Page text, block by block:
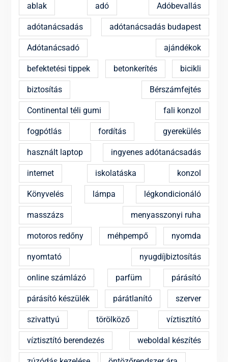
ablak adó Adóbevallás
adótanácsadás adótanácsadás budapest
Adótanácsadó ajándékok
befektetési tippek betonkerítés bicikli
biztosítás Bérszámfejtés
Continental téli gumi fali konzol
fogpótlás fordítás gyerekülés
használt laptop ingyenes adótanácsadás
internet iskolatáska konzol
Könyvelés lámpa légkondicionáló
masszázs menyasszonyi ruha
motoros redőny méhpempő nyomda
nyomtató nyugdíjbiztosítás
online számlázó parfüm párásító
párásító készülék párátlanító szerver
szivattyú törölköző víztisztító
víztisztító berendezés weboldal készítés